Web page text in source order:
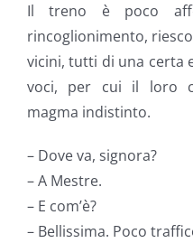
Il treno è poco
rincoglionimento,
vicini, tutti di una certa
voci, per cui il loro
magma indistinto.
– Dove va, signora?
– A Mestre.
– E com’è?
– Bellissima. Poco